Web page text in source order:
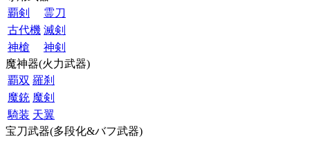
覇剣
霊刀
古代機 滅剣
神槍
神剣
魔神器(火力武器)
覇双 羅刹
魔銃 魔剣
騎装 天翼
宝刀武器(多段化&バフ武器)